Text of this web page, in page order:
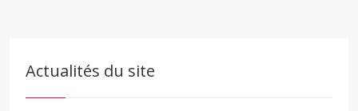
Actualités du site